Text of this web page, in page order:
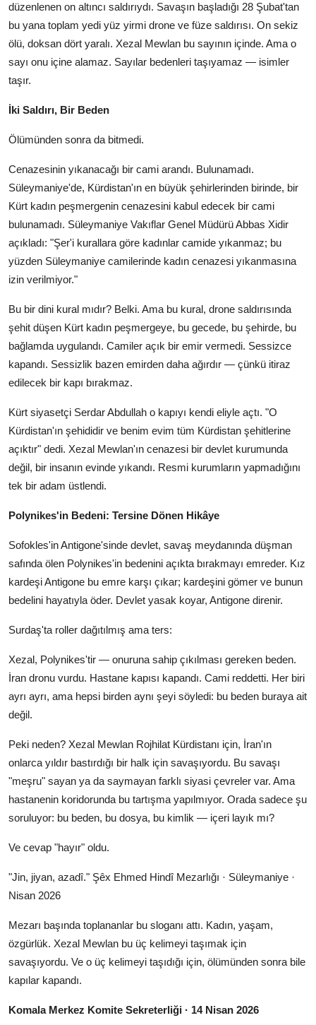
düzenlenen on altıncı saldırıydı. Savaşın başladığı 28 Şubat'tan
bu yana toplam yedi yüz yirmi drone ve füze saldırısı. On sekiz
ölü, doksan dört yaralı. Xezal Mewlan bu sayının içinde. Ama o
sayı onu içine alamaz. Sayılar bedenleri taşıyamaz — isimler
taşır.
İki Saldırı, Bir Beden
Ölümünden sonra da bitmedi.
Cenazesinin yıkanacağı bir cami arandı. Bulunamadı.
Süleymaniye'de, Kürdistan'ın en büyük şehirlerinden birinde, bir
Kürt kadın peşmergenin cenazesini kabul edecek bir cami
bulunamadı. Süleymaniye Vakıflar Genel Müdürü Abbas Xidir
açıkladı: "Şer'i kurallara göre kadınlar camide yıkanmaz; bu
yüzden Süleymaniye camilerinde kadın cenazesi yıkanmasına
izin verilmiyor."
Bu bir dini kural mıdır? Belki. Ama bu kural, drone saldırısında
şehit düşen Kürt kadın peşmergeye, bu gecede, bu şehirde, bu
bağlamda uygulandı. Camiler açık bir emir vermedi. Sessizce
kapandı. Sessizlik bazen emirden daha ağırdır — çünkü itiraz
edilecek bir kapı bırakmaz.
Kürt siyasetçi Serdar Abdullah o kapıyı kendi eliyle açtı. "O
Kürdistan'ın şehididir ve benim evim tüm Kürdistan şehitlerine
açıktır" dedi. Xezal Mewlan'ın cenazesi bir devlet kurumunda
değil, bir insanın evinde yıkandı. Resmi kurumların yapmadığını
tek bir adam üstlendi.
Polynikes'in Bedeni: Tersine Dönen Hikâye
Sofokles'in Antigone'sinde devlet, savaş meydanında düşman
safında ölen Polynikes'in bedenini açıkta bırakmayı emreder. Kız
kardeşi Antigone bu emre karşı çıkar; kardeşini gömer ve bunun
bedelini hayatıyla öder. Devlet yasak koyar, Antigone direnir.
Surdaş'ta roller dağıtılmış ama ters:
Xezal, Polynikes'tir — onuruna sahip çıkılması gereken beden.
İran dronu vurdu. Hastane kapısı kapandı. Cami reddetti. Her biri
ayrı ayrı, ama hepsi birden aynı şeyi söyledi: bu beden buraya ait
değil.
Peki neden? Xezal Mewlan Rojhilat Kürdistanı için, İran'ın
onlarca yıldır bastırdığı bir halk için savaşıyordu. Bu savaşı
"meşru" sayan ya da saymayan farklı siyasi çevreler var. Ama
hastanenin koridorunda bu tartışma yapılmıyor. Orada sadece şu
soruluyor: bu beden, bu dosya, bu kimlik — içeri layık mı?
Ve cevap "hayır" oldu.
"Jin, jiyan, azadî." Şêx Ehmed Hindî Mezarlığı · Süleymaniye ·
Nisan 2026
Mezarı başında toplananlar bu sloganı attı. Kadın, yaşam,
özgürlük. Xezal Mewlan bu üç kelimeyi taşımak için
savaşıyordu. Ve o üç kelimeyi taşıdığı için, ölümünden sonra bile
kapılar kapandı.
Komala Merkez Komite Sekreterliği · 14 Nisan 2026